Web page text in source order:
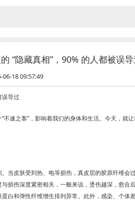
“隐藏真相”，90% 的人都被误
06-18 09:57:49
导过
速之客”，影响着我们的身体和生活。今天，就
皮肤受到热、电等损伤，真皮层的胶原纤维会
损伤深度紧密相关，一般来说，烫伤越深，愈合
白和弹性纤维增生排列异常。此外，感染、个体